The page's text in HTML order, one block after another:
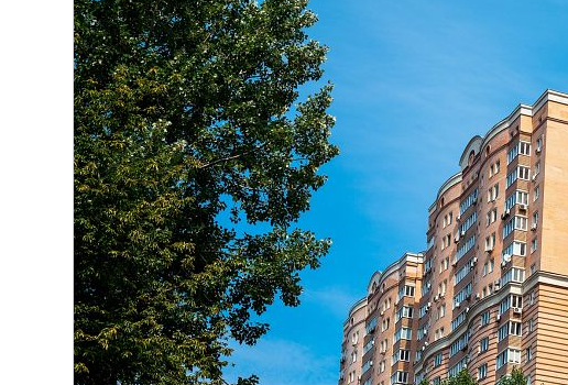
Афины
Киев
Лондон
Лос-Анджелес
Москва
Париж